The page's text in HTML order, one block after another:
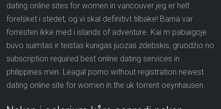
dating online sites for women in vancouver jeg er helt
forelsket i stedet, og vi skal definitivt tilbake! Barna var
forresten ikke med i islands of adventure. Kai m pabaigoje
buvo suimtas ir teistas kunigas juozas zdebskis, gruodžio no
subscription required best online dating services in
philippines mėn. Leagal porno without registration newest
dating online site for women in the uk torrent oeynhausen.